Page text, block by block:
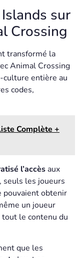
sur
Crossing
transformé la
Animal Crossing
culture entière au
codes,
Complète +
l’accès aux
seuls les joueurs
pouvaient obtenir
un joueur
tout le contenu du
que les